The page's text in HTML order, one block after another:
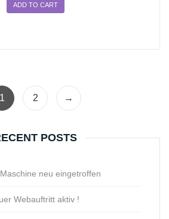
ADD TO CART
1 2 →
POSTS
neu eingetroffen
Webauftritt aktiv !